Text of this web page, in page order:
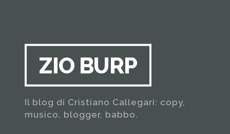
ZIO BURP
Il blog di Cristiano Callegari: copy,
musico, blogger, babbo.